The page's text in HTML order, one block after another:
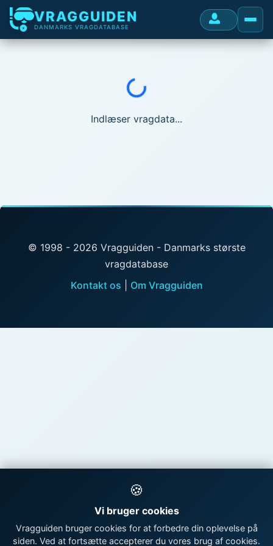
VRAGGUIDEN
DANMARKS VRAGDATABASE
Indlæser...
Indlæser vragdata...
© 1998 - 2026 Vragguiden - Danmarks største
vragdatabase
Kontakt os
Om Vragguiden
🍪
Vi bruger cookies
Vragguiden bruger cookies for at forbedre din oplevelse på
siden. Ved at fortsætte accepterer du vores brug af cookies.